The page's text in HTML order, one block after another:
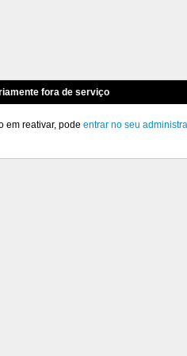
fora de serviço
em reativar, pode entrar no seu